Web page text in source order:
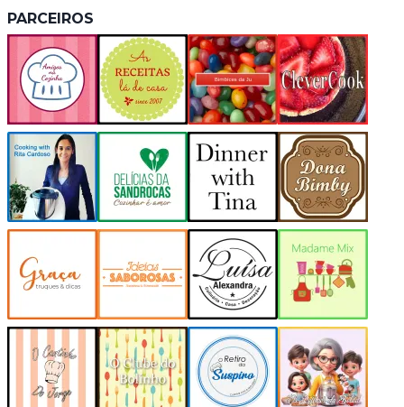
PARCEIROS